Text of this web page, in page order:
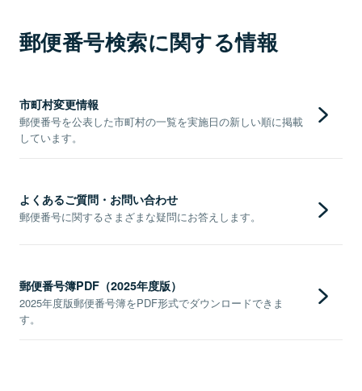
郵便番号検索に関する情報
市町村変更情報
郵便番号を公表した市町村の一覧を実施日の新しい順に掲載
しています。
よくあるご質問・お問い合わせ
郵便番号に関するさまざまな疑問にお答えします。
郵便番号簿PDF（2025年度版）
2025年度版郵便番号簿をPDF形式でダウンロードできま
す。